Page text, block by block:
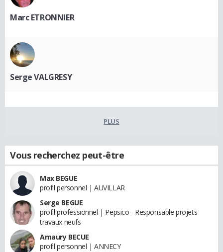
Marc ETRONNIER
Serge VALGRESY
PLUS
Vous recherchez peut-être
Max BEGUE
profil personnel | AUVILLAR
Serge BEGUE
profil professionnel | Pepsico - Responsable projets
travaux neufs
Amaury BECUE
profil personnel | ANNECY